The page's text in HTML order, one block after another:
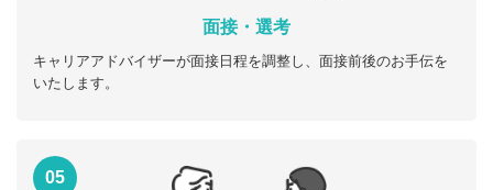
面接・選考
キャリアアドバイザーが面接日程を調整し、面接前後のお手伝を
いたします。
05